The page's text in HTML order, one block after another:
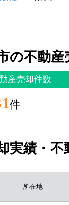
の不動産
産売却件数
件
実績・不
所在地